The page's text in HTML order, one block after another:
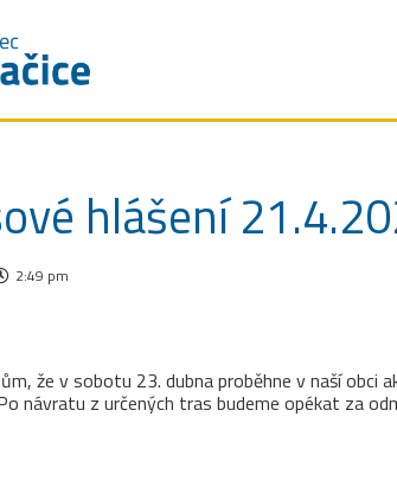
hlášení
2:49 pm
že v sobotu 23. dubna proběhne v naší obci
návratu z určených tras budeme opékat za